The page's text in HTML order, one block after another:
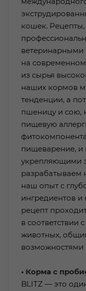
кошек.
ветеринарными
на
из сырья
наших кормов
тенденции, а
пшеницу и сою,
пищевую
пищеварение, и
укрепляющими
разрабатываем
наш опыт с
ингредиентов
рецепт
в соответствии
животных,
возможностями
• Корма с
BLITZ — это